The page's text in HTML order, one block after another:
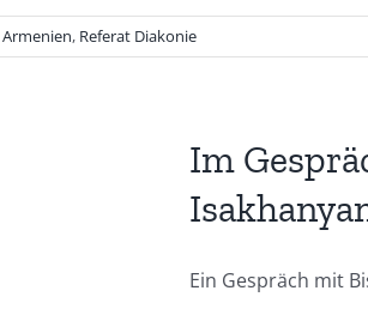
Armenien, Referat Diakonie
Im
Ein Gespräch mit